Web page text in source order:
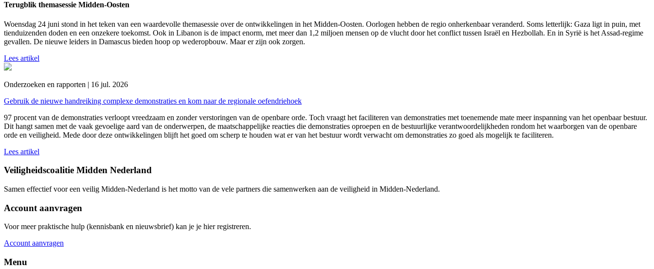
Terugblik themasessie Midden-Oosten
Woensdag 24 juni stond in het teken van een waardevolle themasessie over de ontwikkelingen in het Midden-Oosten. Oorlogen hebben de regio onherkenbaar veranderd. Soms letterlijk: Gaza ligt in puin, met
tienduizenden doden en een onzekere toekomst. Ook in Libanon is de impact enorm, met meer dan 1,2 miljoen mensen op de vlucht door het conflict tussen Israël en Hezbollah. En in Syrië is het Assad-regime
gevallen. De nieuwe leiders in Damascus bieden hoop op wederopbouw. Maar er zijn ook zorgen.
Lees artikel
Onderzoeken en rapporten | 16 jul. 2026
Gebruik de nieuwe handreiking complexe demonstraties en kom naar de regionale oefendriehoek
97 procent van de demonstraties verloopt vreedzaam en zonder verstoringen van de openbare orde. Toch vraagt het faciliteren van demonstraties met toenemende mate meer inspanning van het openbaar bestuur.
Dit hangt samen met de vaak gevoelige aard van de onderwerpen, de maatschappelijke reacties die demonstraties oproepen en de bestuurlijke verantwoordelijkheden rondom het waarborgen van de openbare
orde en veiligheid. Mede door deze ontwikkelingen blijft het goed om scherp te houden wat er van het bestuur wordt verwacht om demonstraties zo goed als mogelijk te faciliteren.
Lees artikel
Veiligheidscoalitie Midden Nederland
Samen effectief voor een veilig Midden-Nederland is het motto van de vele partners die samenwerken aan de veiligheid in Midden-Nederland.
Account aanvragen
Voor meer praktische hulp (kennisbank en nieuwsbrief) kan je je hier registreren.
Account aanvragen
Menu